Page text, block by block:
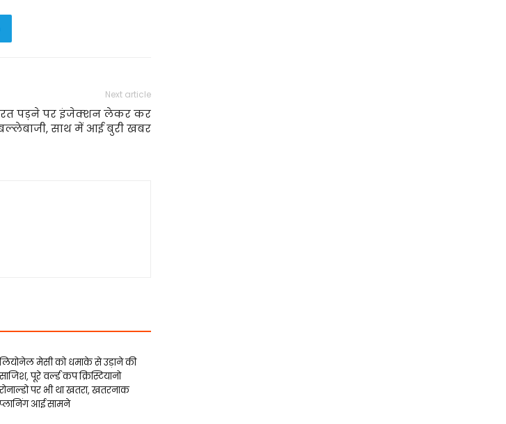
Next article
पड़ने पर इंजेक्‍शन लेकर कर
साथ में आई बुरी खबर
लियोनेल मेसी को धमाके से उड़ाने की
साजिश, पूरे वर्ल्ड कप क्रिस्टियानो
रोनाल्डो पर भी था खतरा, खतरनाक
प्लानिंग आई सामने